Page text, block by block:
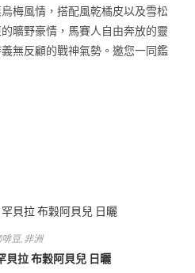
梅風情，搭配風乾橘皮以及雪松
曠野豪情，馬賽人自由奔放的靈
無反顧的戰神氣勢。邀您一同鑑
啡豆, 非洲
貝拉 布穀阿貝兒 日曬